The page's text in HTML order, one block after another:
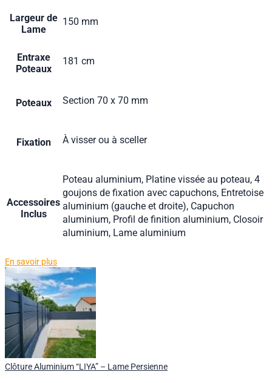
Largeur de
Lame
150 mm
Entraxe
Poteaux
181 cm
Poteaux Section 70 x 70 mm
Fixation À visser ou à sceller
Accessoires
Inclus
Poteau aluminium, Platine vissée au poteau, 4
goujons de fixation avec capuchons, Entretoise
aluminium (gauche et droite), Capuchon
aluminium, Profil de finition aluminium, Closoir
aluminium, Lame aluminium
En savoir plus
Clôture Aluminium “LIYA” – Lame Persienne